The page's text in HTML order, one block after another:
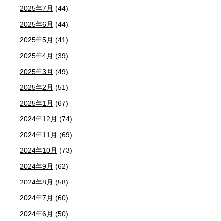
2025年7月 (44)
2025年6月 (44)
2025年5月 (41)
2025年4月 (39)
2025年3月 (49)
2025年2月 (51)
2025年1月 (67)
2024年12月 (74)
2024年11月 (69)
2024年10月 (73)
2024年9月 (62)
2024年8月 (58)
2024年7月 (60)
2024年6月 (50)